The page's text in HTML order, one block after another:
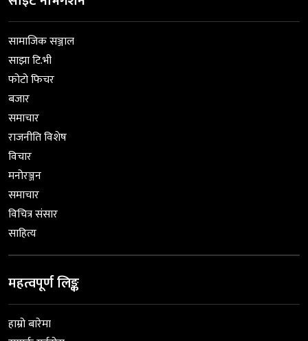
सामाजिक सञ्जाल
साझा टि.भी
फोटो फिचर
बजार
समाचार
राजनीति विशेष
विचार
मनोरञ्जन
समाचार
विचित्र संसार
साहित्य
महत्वपूर्ण लिङ्क
हाम्रो बारेमा